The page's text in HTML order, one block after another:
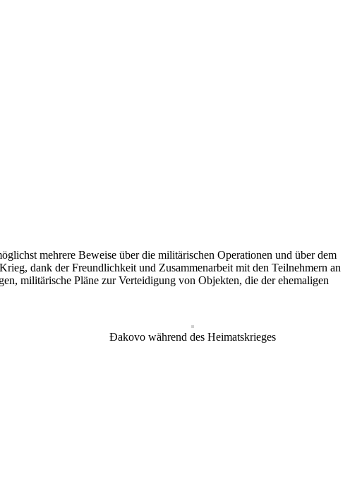
mehrere Beweise über die militärischen Operationen und über dem
dank der Freundlichkeit und Zusammenarbeit mit den Teilnehmern an
militärische Pläne zur Verteidigung von Objekten, die der ehemaligen
Đakovo während des Heimatskrieges